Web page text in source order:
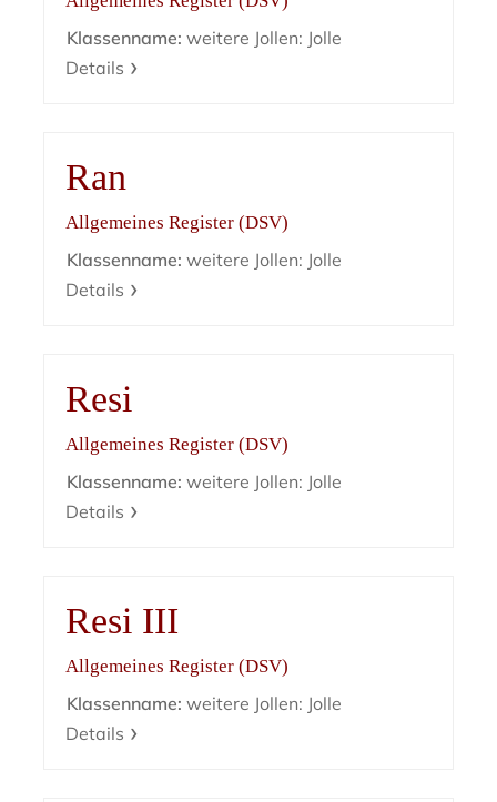
Klassenname: weitere Jollen: Jolle
Details
Ran
Allgemeines Register (DSV)
Klassenname: weitere Jollen: Jolle
Details
Resi
Allgemeines Register (DSV)
Klassenname: weitere Jollen: Jolle
Details
Resi III
Allgemeines Register (DSV)
Klassenname: weitere Jollen: Jolle
Details